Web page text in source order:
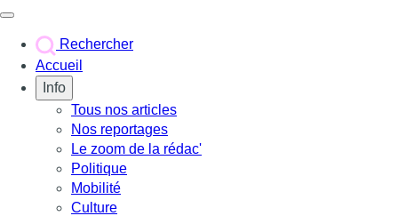
Rechercher
Accueil
Info
Tous nos articles
Nos reportages
Le zoom de la rédac'
Politique
Mobilité
Culture